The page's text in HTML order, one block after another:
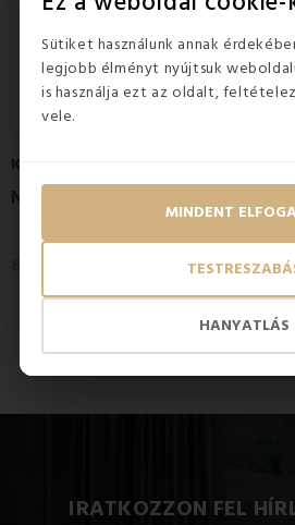
Sütiket használunk annak
legjobb élményt nyújtsuk
is használja ezt az oldalt,
vele.
HANYATLÁS
MINDENT
KÉSZLETEN
IRATKOZZON FEL